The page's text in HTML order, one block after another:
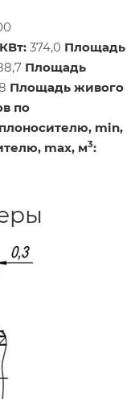
374,0 Площадь
Площадь
Площадь живого
по
min,
max, м3: